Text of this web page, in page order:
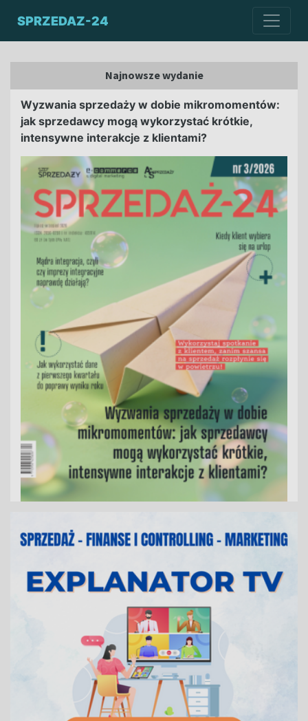
SPRZEDAZ-24
Najnowsze wydanie
Wyzwania sprzedaży w dobie mikromomentów:
jak sprzedawcy mogą wykorzystać krótkie,
intensywne interakcje z klientami?